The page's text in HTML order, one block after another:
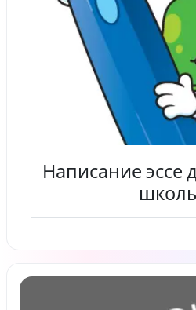
Написание эссе
Читать